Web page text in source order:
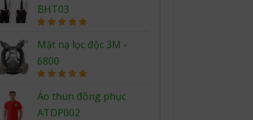
BHT03
out of 5
Mặt nạ lọc độc 3M -
6800
out of 5
Áo thun đồng phục
ATDP002